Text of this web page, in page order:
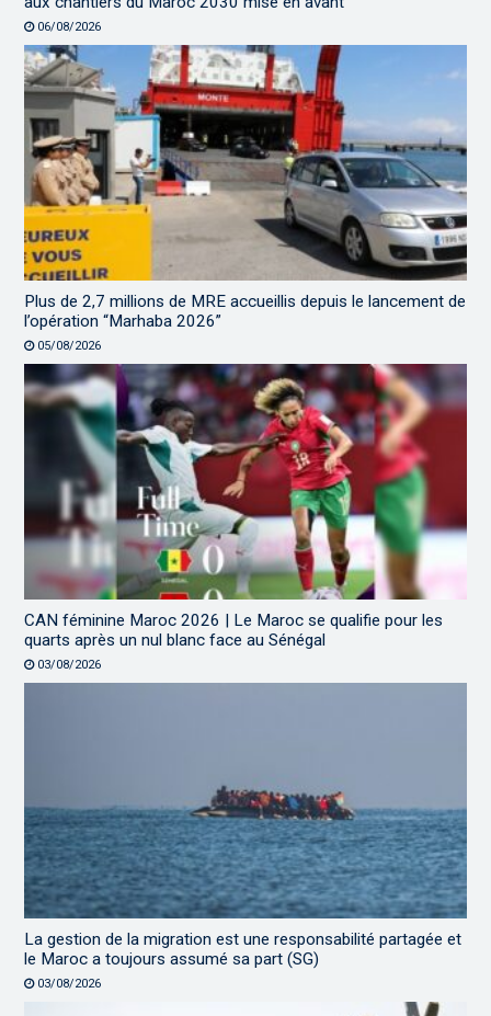
06/08/2026
Plus de 2,7 millions de MRE accueillis depuis le lancement de
l’opération “Marhaba 2026”
05/08/2026
CAN féminine Maroc 2026 | Le Maroc se qualifie pour les
quarts après un nul blanc face au Sénégal
03/08/2026
La gestion de la migration est une responsabilité partagée et
le Maroc a toujours assumé sa part (SG)
03/08/2026